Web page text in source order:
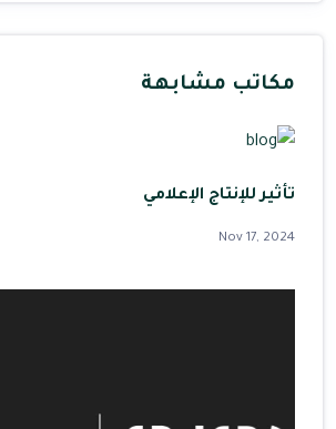
مكاتب مشابهة
تأثير للإنتاج الإعلامي
Nov 17, 2024